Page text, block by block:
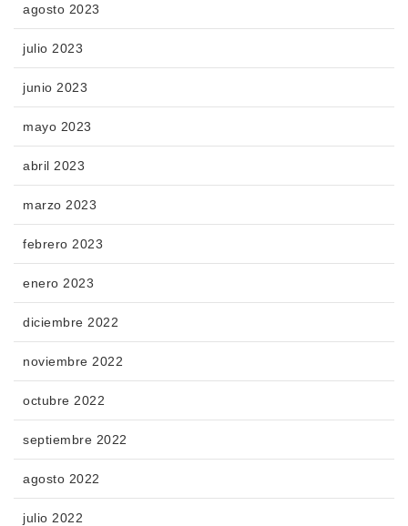
agosto 2023
julio 2023
junio 2023
mayo 2023
abril 2023
marzo 2023
febrero 2023
enero 2023
diciembre 2022
noviembre 2022
octubre 2022
septiembre 2022
agosto 2022
julio 2022